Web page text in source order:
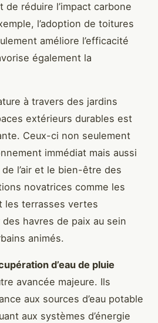
réduire l’impact carbone
l’adoption de toitures
améliore l’efficacité
également la
à travers des jardins
extérieurs durables est
Ceux-ci non seulement
immédiat mais aussi
l’air et le bien-être des
novatrices comme les
les terrasses vertes
havres de paix au sein
animés.
d’eau de pluie
avancée majeure. Ils
aux sources d’eau potable
aux systèmes d’énergie